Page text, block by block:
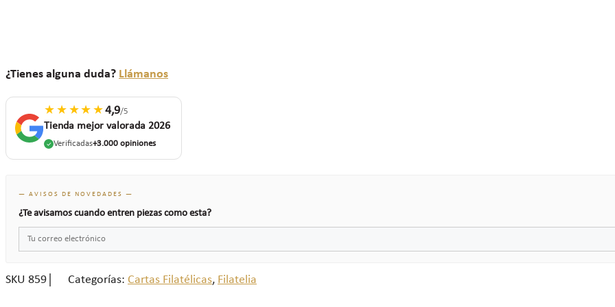
¿Tienes alguna duda? Llámanos
★★★★★4,9/5
Tienda mejor valorada 2026
Verificadas+3.000 opiniones
— AVISOS DE NOVEDADES —
¿Te avisamos cuando entren piezas como esta?
SKU 859 Categorías: Cartas Filatélicas, Filatelia